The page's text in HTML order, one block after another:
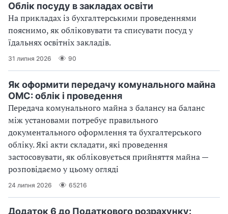
Облік посуду в закладах освіти
На прикладах із бухгалтерськими проведеннями
пояснимо, як обліковувати та списувати посуд у
їдальнях освітніх закладів.
31 липня 2026 90
Як оформити передачу комунального майна
ОМС: облік і проведення
Передача комунального майна з балансу на баланс
між установами потребує правильного
документального оформлення та бухгалтерського
обліку. Які акти складати, які проведення
застосовувати, як обліковується прийняття майна —
розповідаємо у цьому огляді
24 липня 2026 65216
Додаток 6 до Податкового розрахунку: